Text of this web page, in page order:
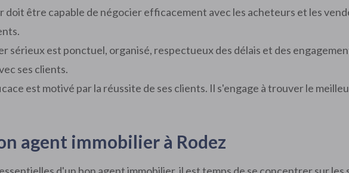
doit être capable de négocier efficacement avec les acheteurs et les
sérieux est ponctuel, organisé, respectueux des délais et des
ses clients.
est motivé par la réussite de ses clients. Il s'engage à trouver le
agent immobilier à Rodez